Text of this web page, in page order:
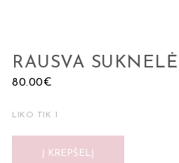
RAUSVA
80.00€
LIKO TIK 1
Į KREPŠELĮ